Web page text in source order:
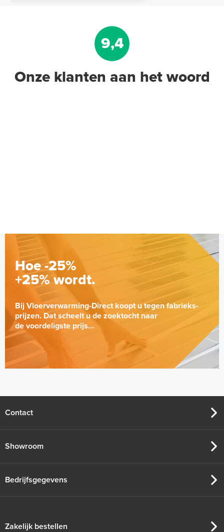
9,4
Onze klanten aan het woord
Hoe -25%
+25% wordt.
Bij Vloerverwarming-Direct koopt u tegen fabrieks-
prijzen. Dat scheelt u de zoektocht naar
de voordeligste prijs...
Contact
Showroom
Bedrijfsgegevens
Zakelijk bestellen